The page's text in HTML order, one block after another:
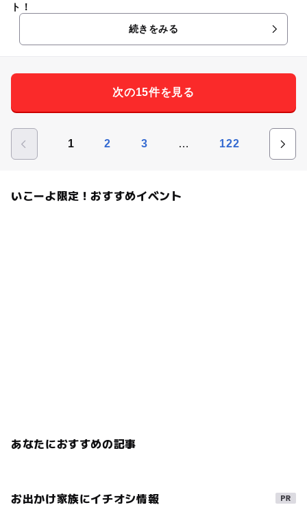
ト！
続きをみる
次の15件を見る
1 2 3 … 122
いこーよ限定！おすすめイベント
あなたにおすすめの記事
お出かけ家族にイチオシ情報